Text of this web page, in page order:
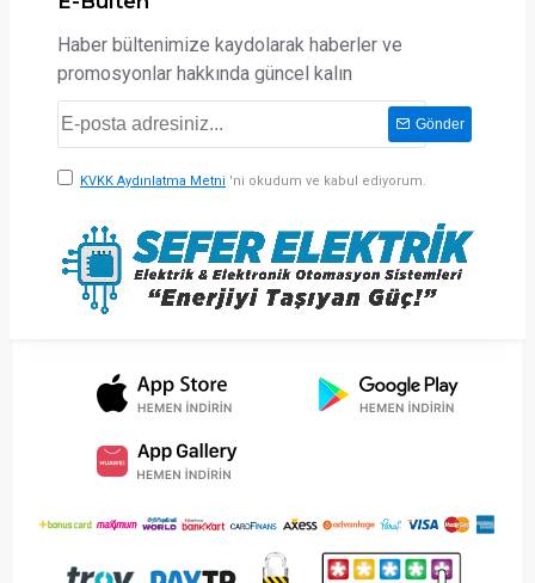
Haber bültenimize kaydolarak haberler ve
promosyonlar hakkında güncel kalın
Gönder
KVKK Aydınlatma Metni 'ni okudum ve kabul ediyorum.